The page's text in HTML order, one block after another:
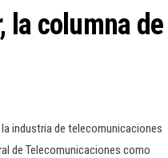
la columna de
industria de telecomunicaciones
de Telecomunicaciones como